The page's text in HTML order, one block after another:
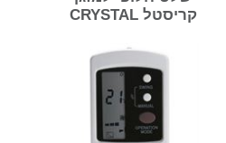
קריסטל CRYSTAL